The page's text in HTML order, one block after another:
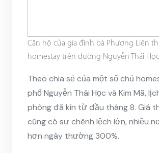
Căn hộ của gia đình bà Phương Liên
homestay trên đường Nguyễn Thái
Theo chia sẻ của một số chủ
phố Nguyễn Thái Học và Kim Mã,
phòng đã kín từ đầu tháng 8. Giá
cũng có sự chênh lệch lớn, nhiều
hơn ngày thường 300%.